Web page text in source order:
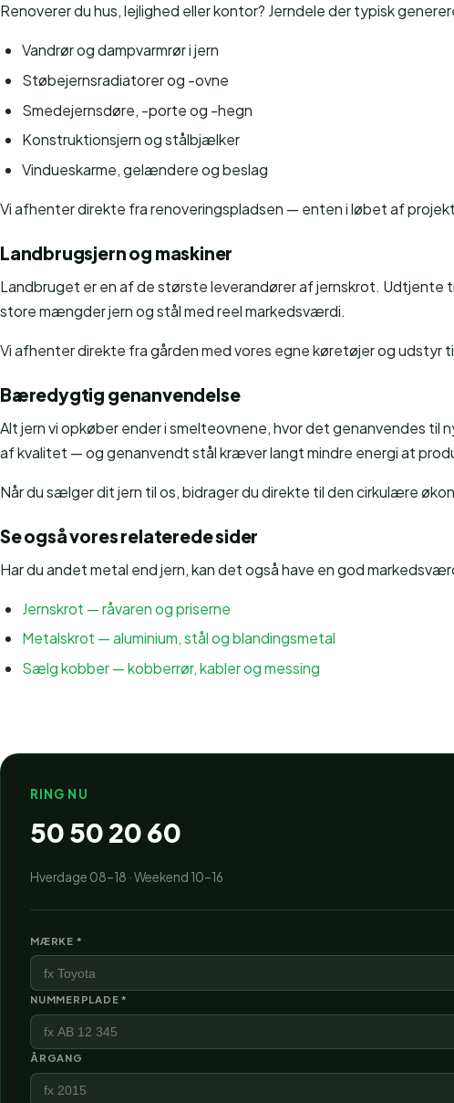
Renoverer du hus, lejlighed eller kontor? Jerndele der typisk
Vandrør og dampvarmrør i jern
Støbejernsradiatorer og -ovne
Smedejernsdøre, -porte og -hegn
Konstruktionsjern og stålbjælker
Vindueskarme, gelændere og beslag
Vi afhenter direkte fra renoveringspladsen — enten i løbet af
Landbrugsjern og maskiner
Landbruget er en af de største leverandører af jernskrot. Udtjente
store mængder jern og stål med reel markedsværdi.
Vi afhenter direkte fra gården med vores egne køretøjer og udstyr
Bæredygtig genanvendelse
Alt jern vi opkøber ender i smelteovnene, hvor det genanvendes
af kvalitet — og genanvendt stål kræver langt mindre energi at
Når du sælger dit jern til os, bidrager du direkte til den cirkulære
Se også vores relaterede sider
Har du andet metal end jern, kan det også have en god
Jernskrot — råvaren og priserne
Metalskrot — aluminium, stål og blandingsmetal
Sælg kobber — kobberrør, kabler og messing
RING NU
50 50 20 60
Hverdage 08–18 · Weekend 10–16
MÆRKE *
NUMMERPLADE *
ÅRGANG